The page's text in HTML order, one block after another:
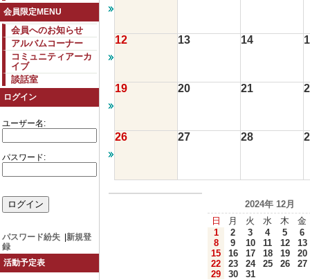
会員限定MENU
会員へのお知らせ
アルバムコーナー
コミュニティアーカ
イブ
談話室
ログイン
ユーザー名:
パスワード:
パスワード紛失
新規登
録
活動予定表
12 13 14
19 20 21
26 27 28
2024年 12月
日
月 火 水 木
金
1
2 3 4 5
6
8
9 10 11 12
13
15
16 17 18 19
20
22
23 24 25 26
27
29
30 31